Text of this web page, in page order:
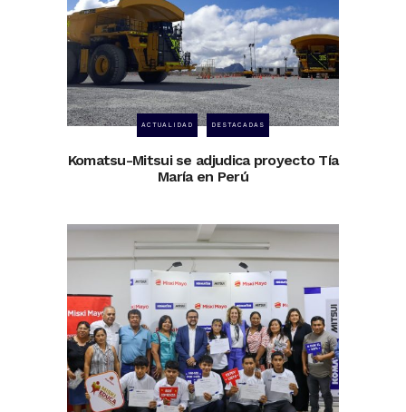
ACTUALIDAD DESTACADAS
Komatsu-Mitsui se adjudica proyecto Tía
María en Perú